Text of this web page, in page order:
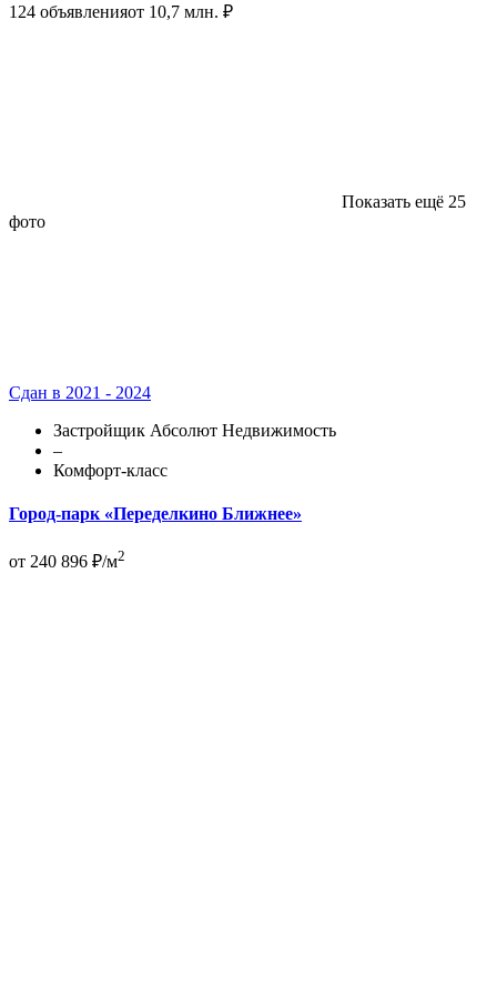
124 объявленияот 10,7 млн. ₽
Показать ещё 25
фото
Сдан в 2021 - 2024
Застройщик Абсолют Недвижимость
–
Комфорт-класс
Город-парк «Переделкино Ближнее»
от 240 896 ₽/м2